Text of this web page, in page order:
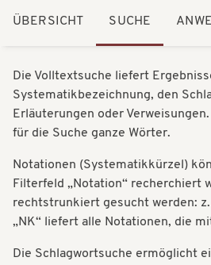
i
a
t
i
n
g
t
i
o
n
ÜBERSICHT SUCHE
Die Volltextsuche liefert
Systematikbezeichnung, den
Erläuterungen oder
für die Suche ganze Wörter.
Notationen (Systematikkürzel)
Filterfeld „Notation“ recherchiert
rechtstrunkiert gesucht werden:
„NK“ liefert alle Notationen, die
Die Schlagwortsuche ermöglicht